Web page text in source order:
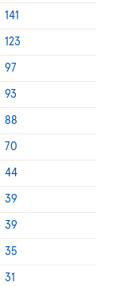
141
123
97
93
88
70
44
39
39
35
31